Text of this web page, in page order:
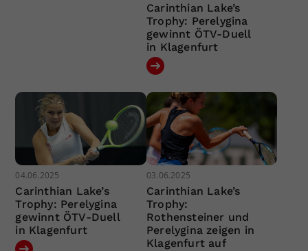
Carinthian Lake’s
Trophy: Perelygina
gewinnt ÖTV-Duell
in Klagenfurt
04.06.2025
Carinthian Lake’s
Trophy: Perelygina
gewinnt ÖTV-Duell
in Klagenfurt
03.06.2025
Carinthian Lake’s
Trophy:
Rothensteiner und
Perelygina zeigen in
Klagenfurt auf